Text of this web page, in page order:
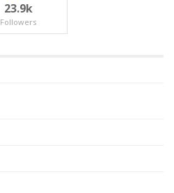
23.9k
Followers